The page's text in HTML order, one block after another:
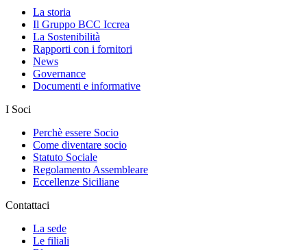
La storia
Il Gruppo BCC Iccrea
La Sostenibilità
Rapporti con i fornitori
News
Governance
Documenti e informative
I Soci
Perchè essere Socio
Come diventare socio
Statuto Sociale
Regolamento Assembleare
Eccellenze Siciliane
Contattaci
La sede
Le filiali